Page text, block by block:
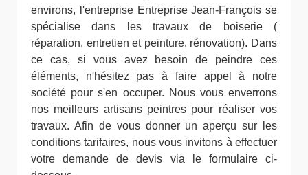
environs, l'entreprise Entreprise Jean-François se
spécialise dans les travaux de boiserie (
réparation, entretien et peinture, rénovation). Dans
ce cas, si vous avez besoin de peindre ces
éléments, n'hésitez pas à faire appel à notre
société pour s'en occuper. Nous vous enverrons
nos meilleurs artisans peintres pour réaliser vos
travaux. Afin de vous donner un aperçu sur les
conditions tarifaires, nous vous invitons à effectuer
votre demande de devis via le formulaire ci-